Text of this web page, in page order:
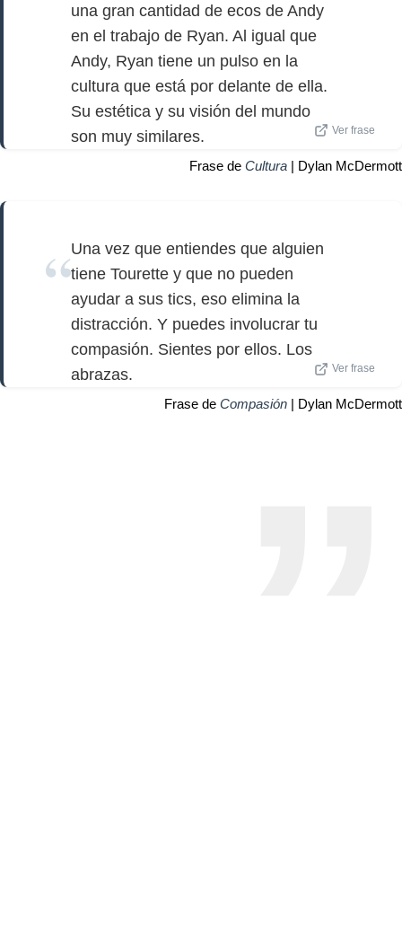
una gran cantidad de ecos de Andy
en el trabajo de Ryan. Al igual que
Andy, Ryan tiene un pulso en la
cultura que está por delante de ella.
Su estética y su visión del mundo
son muy similares.
Ver frase
Frase de Cultura | Dylan McDermott
Una vez que entiendes que alguien
tiene Tourette y que no pueden
ayudar a sus tics, eso elimina la
distracción. Y puedes involucrar tu
compasión. Sientes por ellos. Los
abrazas.
Ver frase
Frase de Compasión | Dylan McDermott